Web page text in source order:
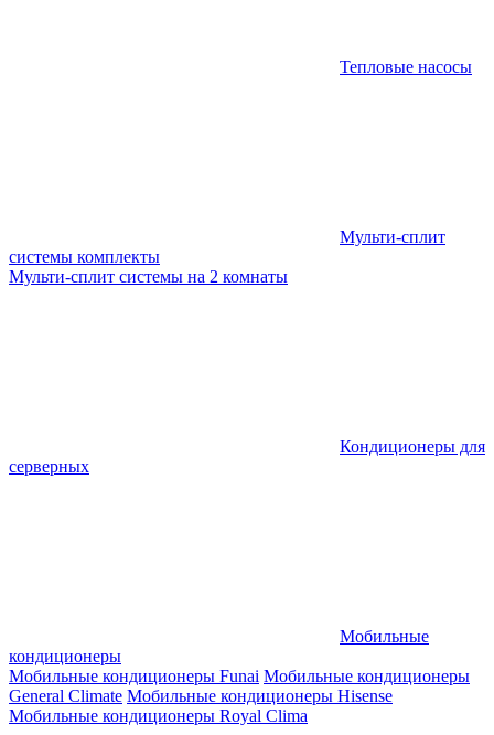
Тепловые насосы
Мульти-сплит
системы комплекты
Мульти-сплит системы на 2 комнаты
Кондиционеры для
серверных
Мобильные
кондиционеры
Мобильные кондиционеры Funai Мобильные кондиционеры
General Climate Мобильные кондиционеры Hisense
Мобильные кондиционеры Royal Clima